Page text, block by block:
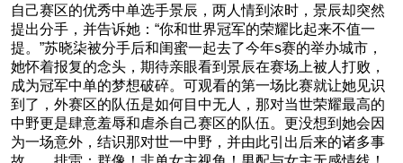
自己赛区的优秀中单选手景辰，两人情到浓时，景辰却突然
提出分手，并告诉她：“你和世界冠军的荣耀比起来不值一
提。”苏晓柒被分手后和闺蜜一起去了今年s赛的举办城市，
她怀着报复的念头，期待亲眼看到景辰在赛场上被人打败，
成为冠军中单的梦想破碎。可观看的第一场比赛就让她见识
到了，外赛区的队伍是如何目中无人，那对当世荣耀最高的
中野更是肆意羞辱和虐杀自己赛区的队伍。更没想到她会因
为一场意外，结识那对世一中野，并由此引出后来的诸多事